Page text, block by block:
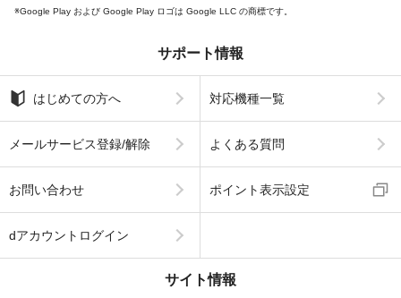
Google Play および Google Play ロゴは Google LLC の商標です。
サポート情報
はじめての方へ 対応機種一覧
メールサービス登録/解除 よくある質問
お問い合わせ ポイント表示設定
dアカウントログイン
サイト情報